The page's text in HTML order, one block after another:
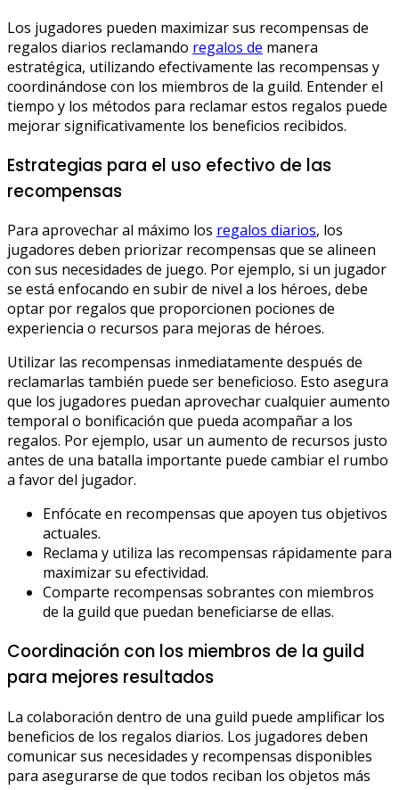
Los jugadores pueden maximizar sus recompensas de
regalos diarios reclamando regalos de manera
estratégica, utilizando efectivamente las recompensas y
coordinándose con los miembros de la guild. Entender el
tiempo y los métodos para reclamar estos regalos puede
mejorar significativamente los beneficios recibidos.
Estrategias para el uso efectivo de las
recompensas
Para aprovechar al máximo los regalos diarios, los
jugadores deben priorizar recompensas que se alineen
con sus necesidades de juego. Por ejemplo, si un jugador
se está enfocando en subir de nivel a los héroes, debe
optar por regalos que proporcionen pociones de
experiencia o recursos para mejoras de héroes.
Utilizar las recompensas inmediatamente después de
reclamarlas también puede ser beneficioso. Esto asegura
que los jugadores puedan aprovechar cualquier aumento
temporal o bonificación que pueda acompañar a los
regalos. Por ejemplo, usar un aumento de recursos justo
antes de una batalla importante puede cambiar el rumbo
a favor del jugador.
Enfócate en recompensas que apoyen tus objetivos
actuales.
Reclama y utiliza las recompensas rápidamente para
maximizar su efectividad.
Comparte recompensas sobrantes con miembros
de la guild que puedan beneficiarse de ellas.
Coordinación con los miembros de la guild
para mejores resultados
La colaboración dentro de una guild puede amplificar los
beneficios de los regalos diarios. Los jugadores deben
comunicar sus necesidades y recompensas disponibles
para asegurarse de que todos reciban los objetos más